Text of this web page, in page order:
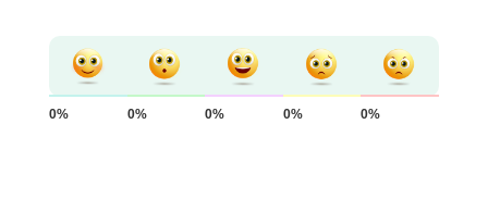
0% 0% 0% 0% 0%